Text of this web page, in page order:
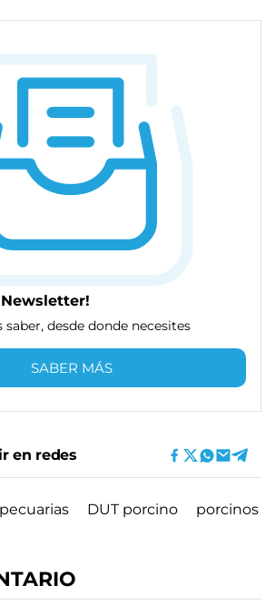
saber, desde donde necesites
SABER MÁS
en redes
DUT porcino porcinos